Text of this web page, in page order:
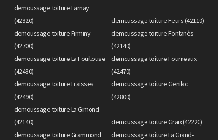
demoussage toiture Farnay
(42320)
demoussage toiture Feurs (42110)
demoussage toiture Firminy
(42700)
demoussage toiture Fontanès
(42140)
demoussage toiture La Fouillouse
(42480)
demoussage toiture Fourneaux
(42470)
demoussage toiture Fraisses
(42490)
demoussage toiture Genilac
(42800)
demoussage toiture La Gimond
(42140)
demoussage toiture Graix (42220)
demoussage toiture Grammond
demoussage toiture La Grand-